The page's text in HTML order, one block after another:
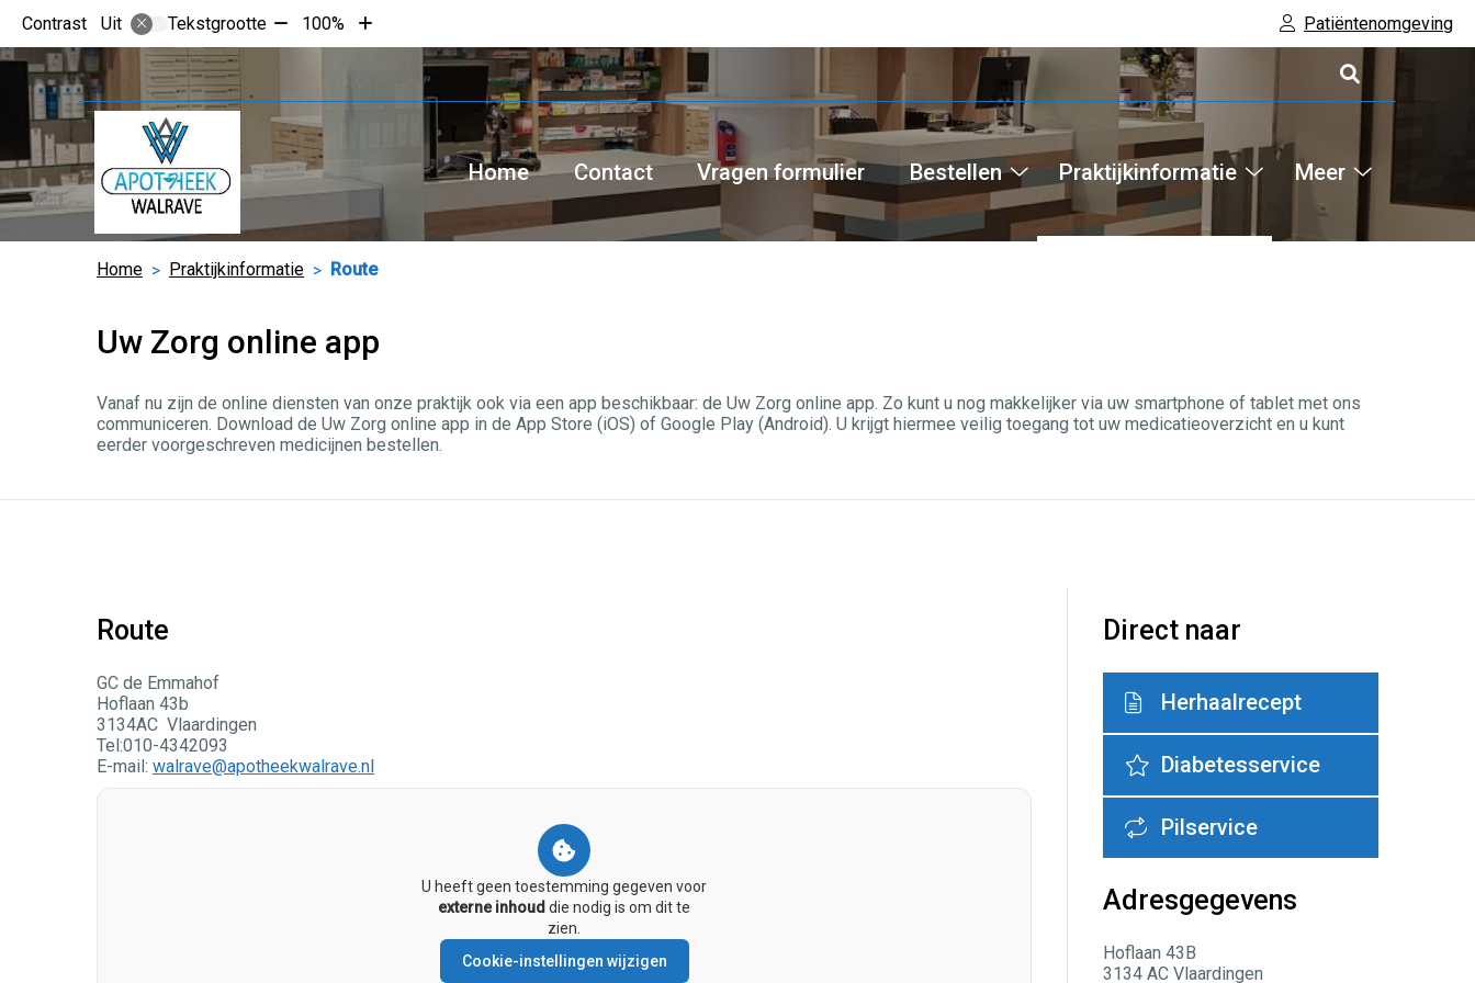
Contrast Uit Tekstgrootte Tekst
verkleinen
100%
Tekst
vergroten
Patiëntenomgeving
Home Contact Vragen formulier Bestellen
Bestellen
submenu
Praktijkinformatie
Praktijkinformatie
submenu
Meer
Meer
Home Praktijkinformatie Route
Uw Zorg online app
Vanaf nu zijn de online diensten van onze praktijk ook via een app beschikbaar: de Uw Zorg online app. Zo kunt u nog makkelijker via uw smartphone of tablet met ons
communiceren. Download de Uw Zorg online app in de App Store (iOS) of Google Play (Android). U krijgt hiermee veilig toegang tot uw medicatieoverzicht en u kunt
eerder voorgeschreven medicijnen bestellen.
Route
GC de Emmahof
Hoflaan 43b
3134AC Vlaardingen
Tel:010-4342093
E-mail: walrave@apotheekwalrave.nl
U heeft geen toestemming gegeven voor
externe inhoud die nodig is om dit te
zien.
Cookie-instellingen wijzigen
Direct naar
Herhaalrecept
Diabetesservice
Pilservice
Adresgegevens
Hoflaan 43B
3134 AC Vlaardingen